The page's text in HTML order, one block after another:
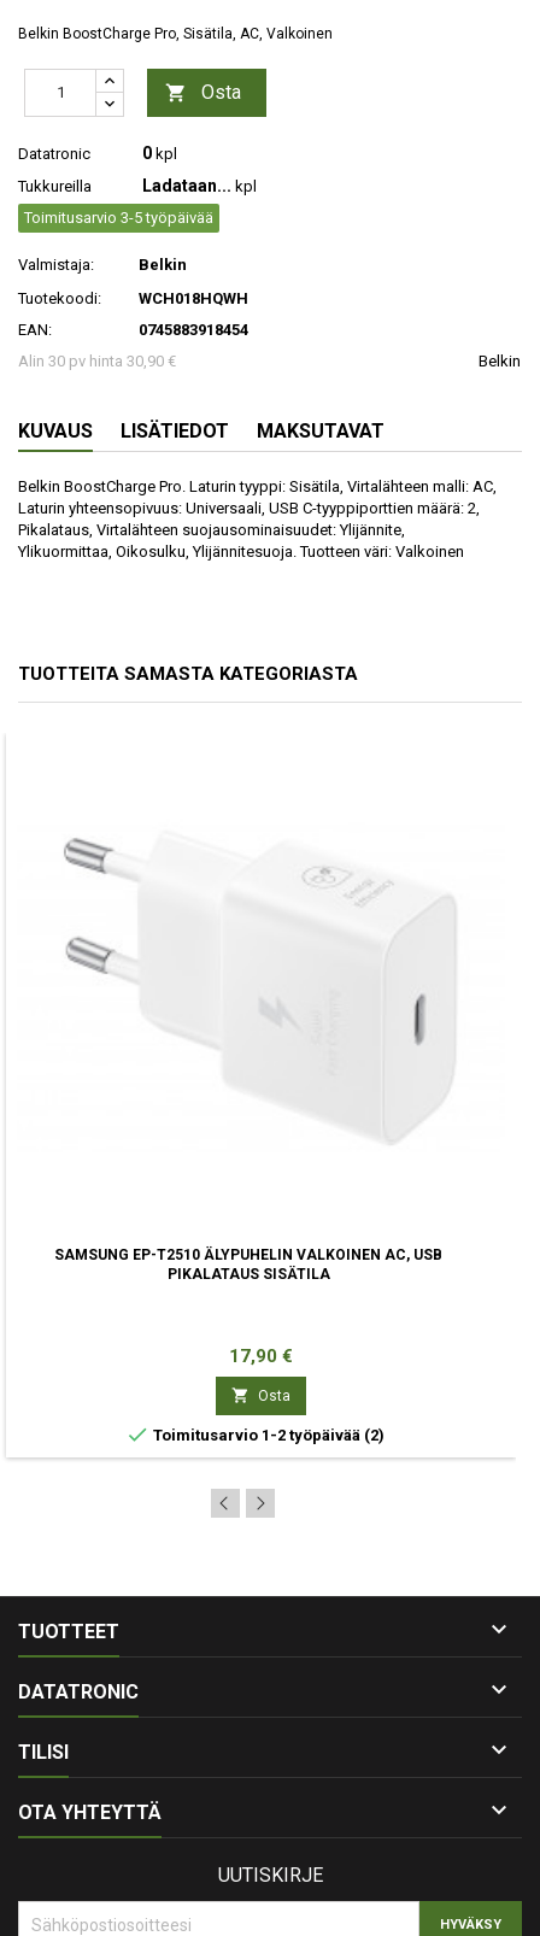
Belkin BoostCharge Pro, Sisätila, AC, Valkoinen
 Osta
Datatronic 0 kpl
Tukkureilla
Ladataan... kpl
Toimitusarvio 3-5 työpäivää
Valmistaja:
Belkin
Tuotekoodi:
WCH018HQWH
EAN:
0745883918454
Alin 30 pv hinta 30,90 €
Belkin
KUVAUS LISÄTIEDOT MAKSUTAVAT
Belkin BoostCharge Pro. Laturin tyyppi: Sisätila, Virtalähteen malli: AC,
Laturin yhteensopivuus: Universaali, USB C-tyyppiporttien määrä: 2,
Pikalataus, Virtalähteen suojausominaisuudet: Ylijännite,
Ylikuormittaa, Oikosulku, Ylijännitesuoja. Tuotteen väri: Valkoinen
TUOTTEITA SAMASTA KATEGORIASTA
SAMSUNG EP-T2510 ÄLYPUHELIN VALKOINEN AC, USB
PIKALATAUS SISÄTILA
Hinta
17,90 €
 Osta
 Toimitusarvio 1-2 työpäivää (2)
TUOTTEET 
DATATRONIC 
TILISI 
OTA YHTEYTTÄ 
UUTISKIRJE